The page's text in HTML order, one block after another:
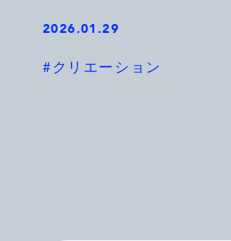
2026.01.29
#クリエーション